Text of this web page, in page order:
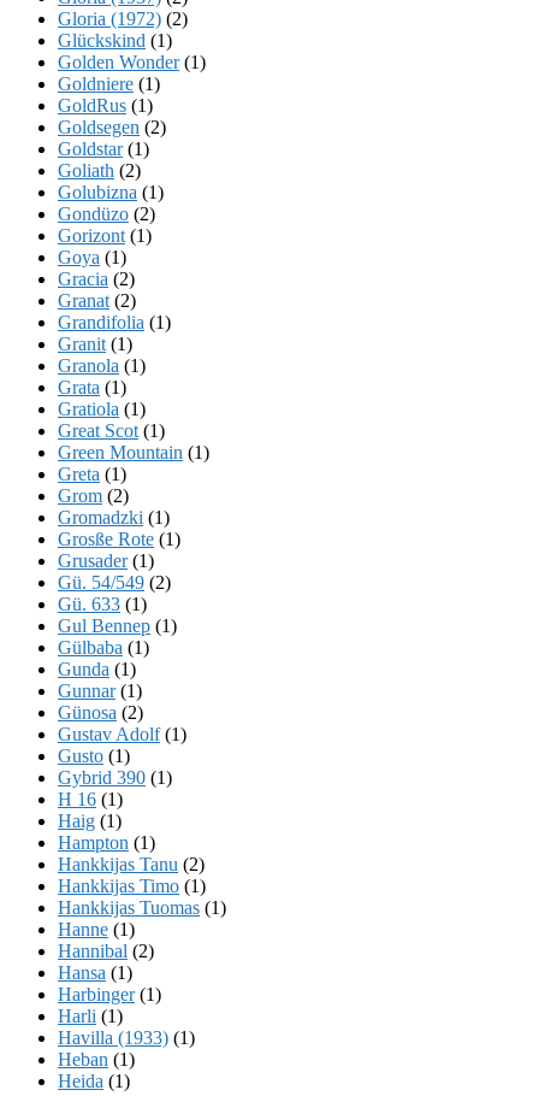
Gloria (1972) (2)
Glückskind (1)
Golden Wonder(1)
Goldniere (1)
GoldRus (1)
Goldsegen (2)
Goldstar(1)
Goliath (2)
Golubizna (1)
Gondüzo (2)
Gorizont (1)
Goya (1)
Gracia (2)
Granat (2)
Grandifolia (1)
Granit (1)
Granola (1)
Grata (1)
Gratiola (1)
Great Scot (1)
Green Mountain (1)
Greta (1)
Grom (2)
Gromadzki (1)
Grosße Rote (1)
Grusader(1)
Gü. 54/549 (2)
Gü. 633 (1)
Gul Bennep (1)
Gülbaba (1)
Gunda (1)
Gunnar(1)
Günosa (2)
Gustav Adolf(1)
Gusto (1)
Gybrid 390 (1)
H 16 (1)
Haig (1)
Hampton (1)
Hankkijas Tanu (2)
Hankkijas Timo (1)
Hankkijas Tuomas (1)
Hanne (1)
Hannibal (2)
Hansa (1)
Harbinger(1)
Harli (1)
Havilla (1933) (1)
Heban (1)
Heida (1)